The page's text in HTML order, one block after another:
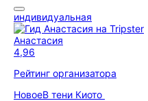
индивидуальная
Анастасия
4,96
Рейтинг организатора
НовоеВ тени Киото